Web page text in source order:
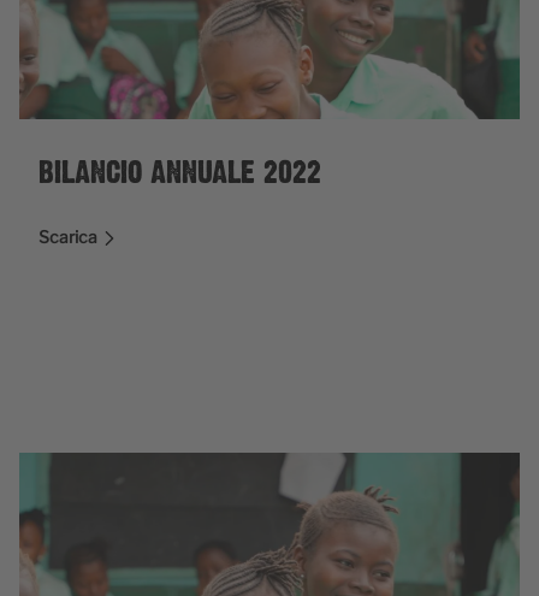
BILANCIO ANNUALE 2022
Scarica